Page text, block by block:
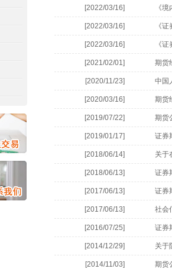
[2022/03/16] 《
[2022/03/16] 《
[2022/03/16] 《
[2021/02/01] 期货
[2020/11/23] 中国
[2020/03/16] 期货
[2019/07/22] 期货
[2019/01/17] 证券
[2018/06/14] 关于
[2018/06/13] 证券
[2017/06/13] 证券
[2017/06/13] 社会
[2016/07/25] 证券
[2014/12/29] 关于
[2014/11/03] 期货